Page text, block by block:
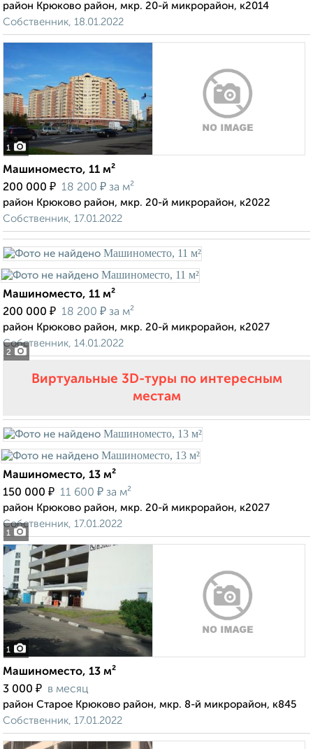
район Крюково район, мкр. 20-й микрорайон, к2014
Собственник, 18.01.2022
1
Машиноместо, 11 м²
200 000 ₽ 18 200 ₽ за м²
район Крюково район, мкр. 20-й микрорайон, к2022
Собственник, 17.01.2022
2
Машиноместо, 11 м²
200 000 ₽ 18 200 ₽ за м²
район Крюково район, мкр. 20-й микрорайон, к2027
Собственник, 14.01.2022
Виртуальные 3D-туры по интересным
местам
1
Машиноместо, 13 м²
150 000 ₽ 11 600 ₽ за м²
район Крюково район, мкр. 20-й микрорайон, к2027
Собственник, 17.01.2022
1
Машиноместо, 13 м²
3 000 ₽ в месяц
район Старое Крюково район, мкр. 8-й микрорайон, к845
Собственник, 17.01.2022